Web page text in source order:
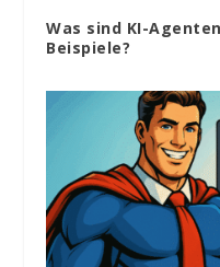
Was sind KI-
Beispiele?